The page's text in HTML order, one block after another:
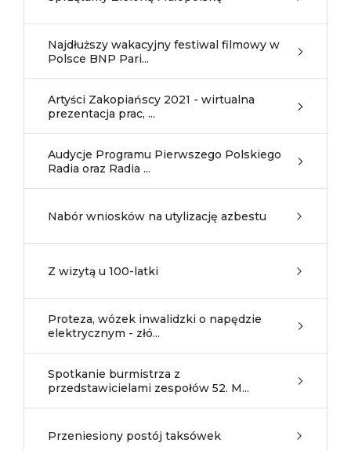
Najdłuższy wakacyjny festiwal filmowy w
Polsce BNP Pari...
Artyści Zakopiańscy 2021 - wirtualna
prezentacja prac, ...
Audycje Programu Pierwszego Polskiego
Radia oraz Radia ...
Nabór wniosków na utylizację azbestu
Z wizytą u 100-latki
Proteza, wózek inwalidzki o napędzie
elektrycznym - złó...
Spotkanie burmistrza z
przedstawicielami zespołów 52. M...
Przeniesiony postój taksówek